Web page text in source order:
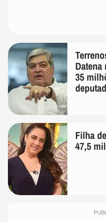
35
Filha
47,5